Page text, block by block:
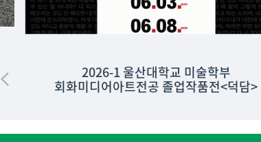
2026-1 울산대학교 미술학부
회화미디어아트전공 졸업작품전<덕담>